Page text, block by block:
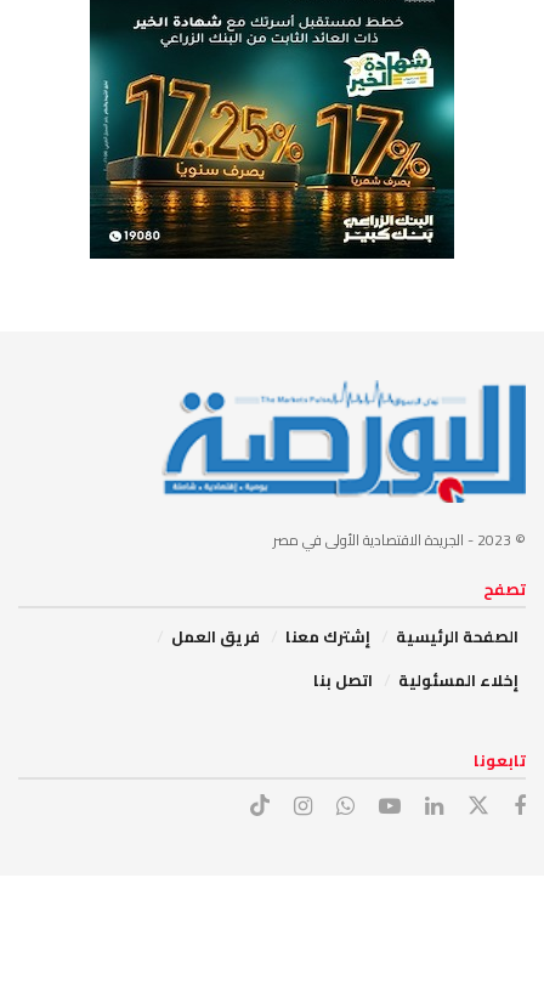
© 2023 - الجريدة الاقتصادية الأولى في مصر
تصفح
الصفحة الرئيسية
إشترك معنا
فريق العمل
إخلاء المسئولية
اتصل بنا
تابعونا